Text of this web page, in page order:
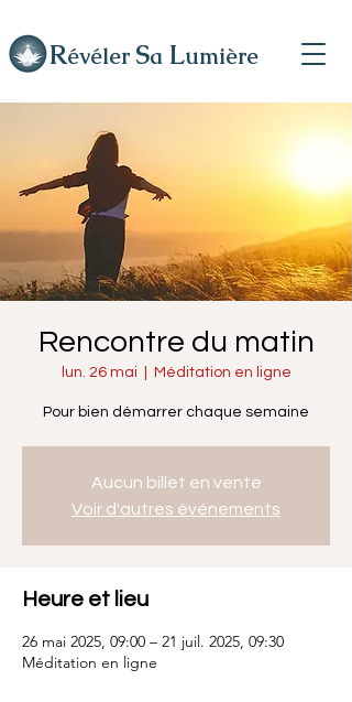
Révéler Sa Lumière
Rencontre du matin
lun. 26 mai Méditation en ligne
Pour bien démarrer chaque semaine
Aucun billet en vente
Voir d'autres événements
Heure et lieu
26 mai 2025, 09:00 – 21 juil. 2025, 09:30
Méditation en ligne